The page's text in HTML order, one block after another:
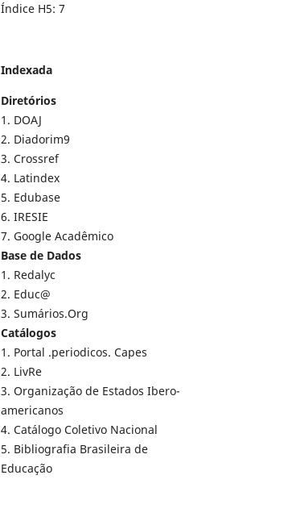
Índice H5: 7
Indexada
Diretórios
1. DOAJ
2. Diadorim9
3. Crossref
4. Latindex
5. Edubase
6. IRESIE
7. Google Acadêmico
Base de Dados
1. Redalyc
2. Educ@
3. Sumários.Org
Catálogos
1. Portal .periodicos. Capes
2. LivRe
3. Organização de Estados Ibero-
americanos
4. Catálogo Coletivo Nacional
5. Bibliografia Brasileira de
Educação